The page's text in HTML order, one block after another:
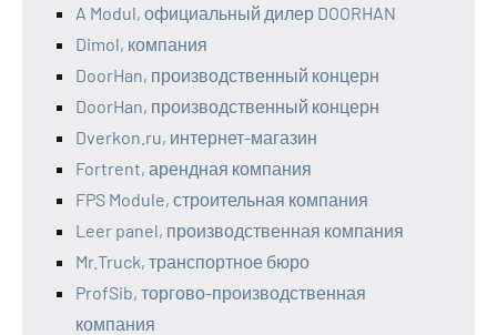
A Modul, официальный дилер DOORHAN
Dimol, компания
DoorHan, производственный концерн
DoorHan, производственный концерн
Dverkon.ru, интернет-магазин
Fortrent, арендная компания
FPS Module, строительная компания
Leer panel, производственная компания
Mr.Truck, транспортное бюро
ProfSib, торгово-производственная
компания